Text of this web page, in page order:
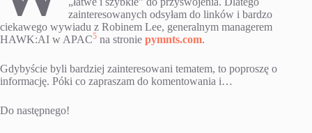
zainteresowanych odsyłam do linków i bardzo
ciekawego wywiadu z Robinem Lee, generalnym managerem
HAWK:AI w APAC5 na stronie pymnts.com.
Gdybyście byli bardziej zainteresowani tematem, to poproszę o
informację. Póki co zapraszam do komentowania i…
Do następnego!